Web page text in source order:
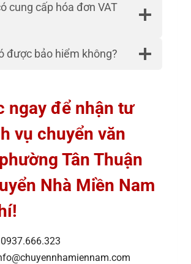
cung cấp hóa đơn VAT
được bảo hiểm không?
ngay để nhận tư
vụ chuyển văn
Tân Thuận
Nhà Miền Nam